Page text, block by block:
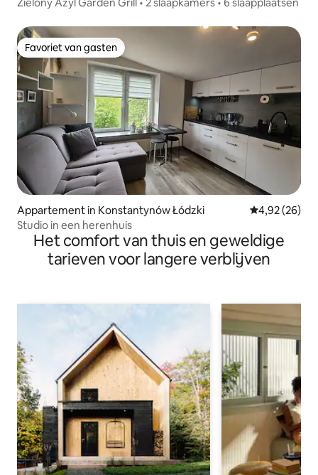
Zielony Azyl Garden Grill • 2 slaapkamers • 6 slaapplaatsen
Favoriet van gasten
Favoriet van gasten
Appartement in Konstantynów Łódzki Gemiddelde
4,92 (26)
Studio in een herenhuis
Het comfort van thuis en geweldige
tarieven voor langere verblijven